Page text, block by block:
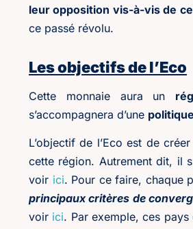
leur opposition vis-à-vis de
ce passé révolu.
Les objectifs de l’Eco
Cette monnaie aura un
s’accompagnera d’une
L’objectif de l’Eco est de
cette région. Autrement dit, il
voir ici. Pour ce faire, chaque
principaux critères de
voir ici. Par exemple, ces